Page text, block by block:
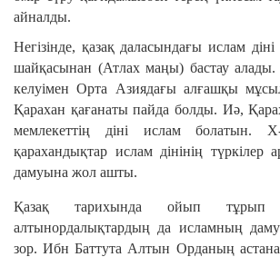
айнал­ды.
Негізінде, қазақ даласындағы ислам
шайқасынан (Атлах маңы) бастау алады.
ке­луімен Орта Азиядағы алғашқы
Қарахан қағанаты пайда бол­ды. Иә,
мемлекет­тің діні ислам болатын. Х-
қарахандықтар ислам дінінің түркілер
дамуына жол ашты.
Қазақ тарихында ойып
алтынордалықтардың да ислам­ның
зор. Ибн Бат­ту­та Алтын Орданың